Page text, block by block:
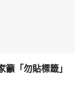
「勿貼標籤」